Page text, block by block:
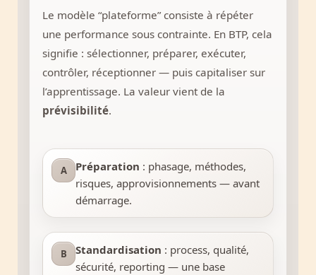
Le modèle “plateforme” consiste à répéter
une performance sous contrainte. En BTP, cela
signifie : sélectionner, préparer, exécuter,
contrôler, réceptionner — puis capitaliser sur
l’apprentissage. La valeur vient de la
prévisibilité.
A Préparation : phasage, méthodes,
risques, approvisionnements — avant
démarrage.
B Standardisation : process, qualité,
sécurité, reporting — une base